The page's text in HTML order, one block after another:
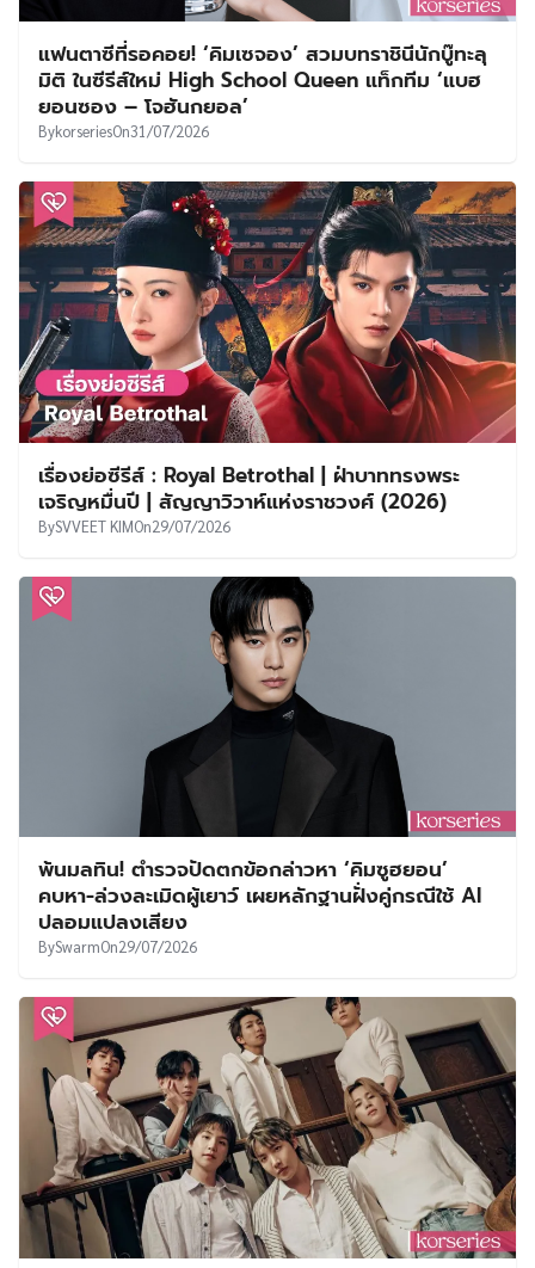
แฟนตาซีที่รอคอย! ‘คิมเซจอง’ สวมบทราชินีนักบู๊ทะลุ
มิติ ในซีรีส์ใหม่ High School Queen แท็กทีม ‘แบฮ
ยอนซอง – โจฮันกยอล’
BykorseriesOn31/07/2026
เรื่องย่อซีรีส์ : Royal Betrothal | ฝ่าบาททรงพระ
เจริญหมื่นปี | สัญญาวิวาห์แห่งราชวงศ์ (2026)
BySVVEET KIMOn29/07/2026
พ้นมลทิน! ตำรวจปัดตกข้อกล่าวหา ‘คิมซูฮยอน’
คบหา-ล่วงละเมิดผู้เยาว์ เผยหลักฐานฝั่งคู่กรณีใช้ AI
ปลอมแปลงเสียง
BySwarmOn29/07/2026